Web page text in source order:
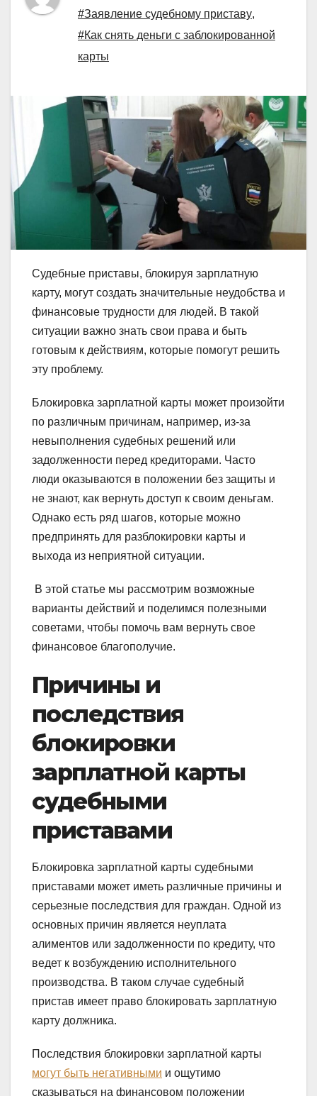
#Заявление судебному приставу,
#Как снять деньги с заблокированной
карты
Судебные приставы, блокируя зарплатную
карту, могут создать значительные неудобства и
финансовые трудности для людей. В такой
ситуации важно знать свои права и быть
готовым к действиям, которые помогут решить
эту проблему.
Блокировка зарплатной карты может произойти
по различным причинам, например, из-за
невыполнения судебных решений или
задолженности перед кредиторами. Часто
люди оказываются в положении без защиты и
не знают, как вернуть доступ к своим деньгам.
Однако есть ряд шагов, которые можно
предпринять для разблокировки карты и
выхода из неприятной ситуации.
В этой статье мы рассмотрим возможные
варианты действий и поделимся полезными
советами, чтобы помочь вам вернуть свое
финансовое благополучие.
Причины и
последствия
блокировки
зарплатной карты
судебными
приставами
Блокировка зарплатной карты судебными
приставами может иметь различные причины и
серьезные последствия для граждан. Одной из
основных причин является неуплата
алиментов или задолженности по кредиту, что
ведет к возбуждению исполнительного
производства. В таком случае судебный
пристав имеет право блокировать зарплатную
карту должника.
Последствия блокировки зарплатной карты
могут быть негативными и ощутимо
сказываться на финансовом положении